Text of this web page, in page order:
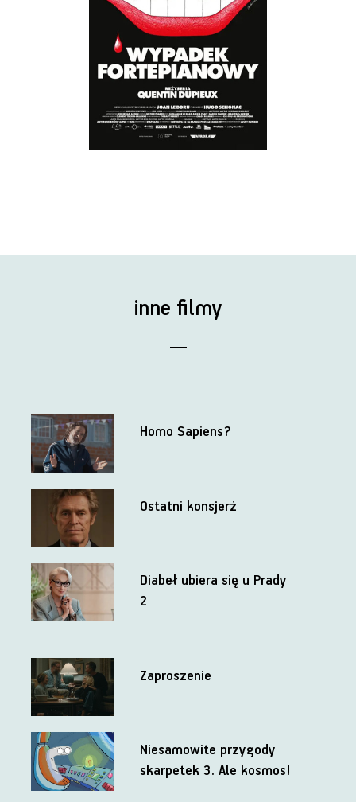
inne filmy
Homo Sapiens?
Ostatni konsjerż
Diabeł ubiera się u Prady
2
Zaproszenie
Niesamowite przygody
skarpetek 3. Ale kosmos!